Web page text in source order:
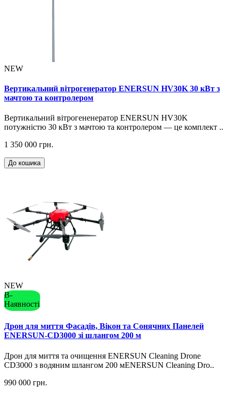
NEW
Вертикальний вітрогенератор ENERSUN HV30K 30 кВт з
мачтою та контролером
Вертикальний вітрогененератор ENERSUN HV30K
потужністю 30 кВт з мачтою та контролером — це комплект ..
1 350 000 грн.
До кошика
NEW
В-
Наявності
Дрон для миття Фасадів, Вікон та Сонячних Панелей
ENERSUN-CD3000 зі шлангом 200 м
Дрон для миття та очищення ENERSUN Cleaning Drone
CD3000 з водяним шлангом 200 мENERSUN Cleaning Dro..
990 000 грн.